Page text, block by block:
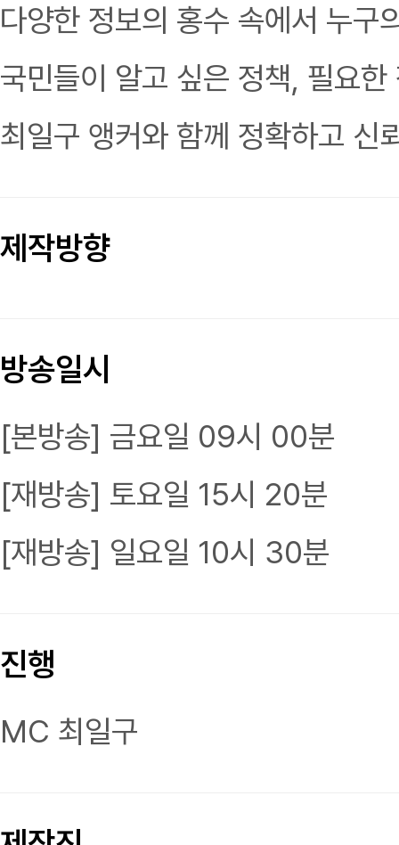
다양한 정보의 홍수 속에서 누구
국민들이 알고 싶은 정책, 필요
최일구 앵커와 함께 정확하고 신
제작방향
방송일시
[본방송] 금요일 09시 00분
[재방송] 토요일 15시 20분
[재방송] 일요일 10시 30분
진행
MC 최일구